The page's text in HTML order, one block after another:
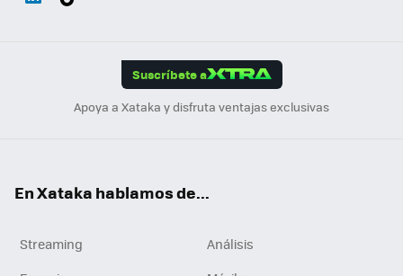
Suscríbete a
Apoya a Xataka y disfruta ventajas exclusivas
En Xataka hablamos de...
Streaming
Análisis